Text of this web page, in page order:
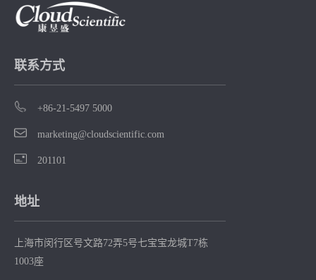
查。
联系方式
+86-21-5497 5000
marketing@cloudscientific.com
201101
地址
上海市闵行区号文路72弄5号七宝宝龙城T7栋
1003座